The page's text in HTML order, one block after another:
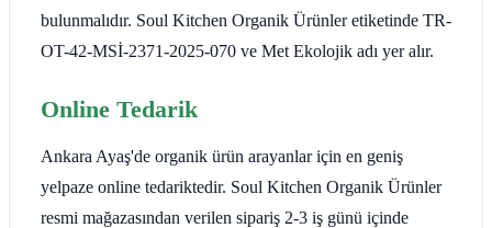
bulunmalıdır. Soul Kitchen Organik Ürünler etiketinde TR-
OT-42-MSİ-2371-2025-070 ve Met Ekolojik adı yer alır.
Online Tedarik
Ankara Ayaş'de organik ürün arayanlar için en geniş
yelpaze online tedariktedir. Soul Kitchen Organik Ürünler
resmi mağazasından verilen sipariş 2-3 iş günü içinde